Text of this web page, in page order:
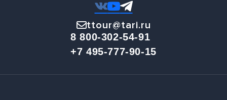
ttour@tari.ru
8 800-302-54-91
+7 495-777-90-15